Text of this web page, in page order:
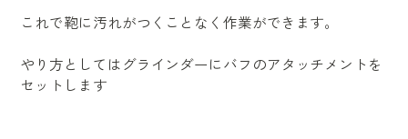
これで鞄に汚れがつくことなく作業ができます。
やり方としてはグラインダーにバフのアタッチメントを
セットします